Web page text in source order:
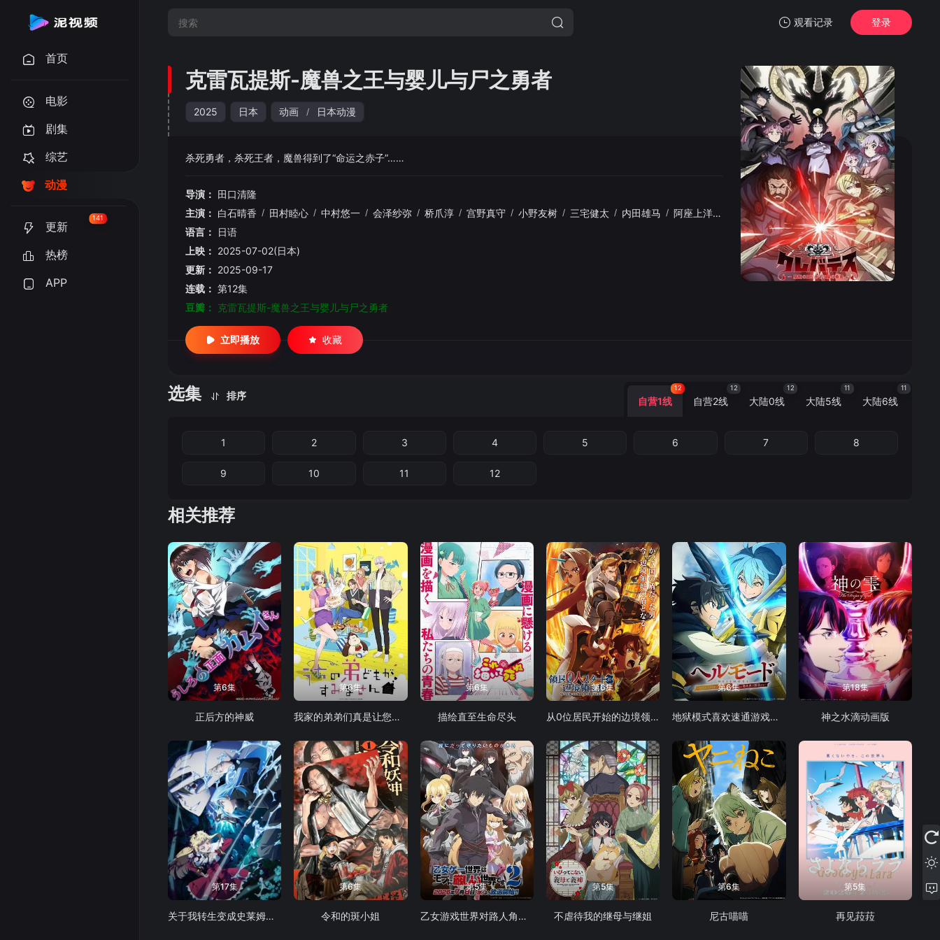
观看记录
暂无观看影片的记录
登录
首页
电影
剧集
综艺
动漫
更新
141
热榜
APP
克雷瓦提斯-魔兽之王与婴儿与尸之勇者
2025 日本 动画 / 日本动漫
杀死勇者，杀死王者，魔兽得到了“命运之赤子”……
导演： 田口清隆
主演： 白石晴香 / 田村睦心 / 中村悠一 / 会泽纱弥 / 桥爪淳 / 宫野真守 / 小野友树 / 三宅健太 / 内田雄马 / 阿座上洋平
土屋神叶
语言：
日语
上映： 2025-07-02(日本)
更新： 2025-09-17
连载： 第12集
豆瓣： 克雷瓦提斯-魔兽之王与婴儿与尸之勇者
立即播放 收藏
选集 排序 自营1线
12
自营2线
12
大陆0线
12
大陆5线
11
大陆6线
11
1 2 3 4 5 6 7 8
9 10 11 12
相关推荐
第6集
正后方的神威
第6集
我家的弟弟们真是让您费心了
第6集
描绘直至生命尽头
第6集
从0位居民开始的边境领主大人
第6集
地狱模式喜欢速通游戏的玩家在废设定异世界无双 第二季
第18集
神之水滴动画版
第17集
关于我转生变成史莱姆这档事第四季
第6集
令和的斑小姐
第5集
乙女游戏世界对路人角色很不友好 第二季
第5集
不虐待我的继母与继姐
第6集
尼古喵喵
第5集
再见菈菈